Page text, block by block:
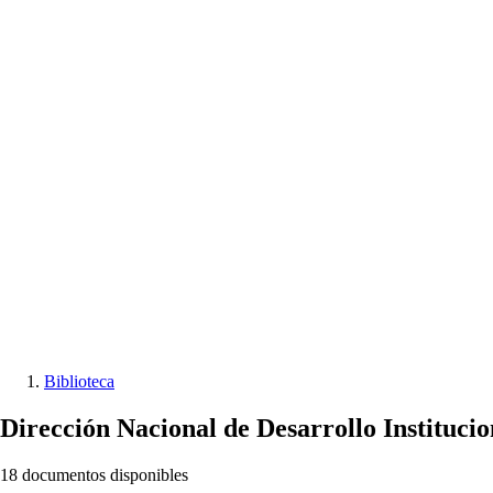
Biblioteca
Dirección Nacional de Desarrollo
18 documentos disponibles